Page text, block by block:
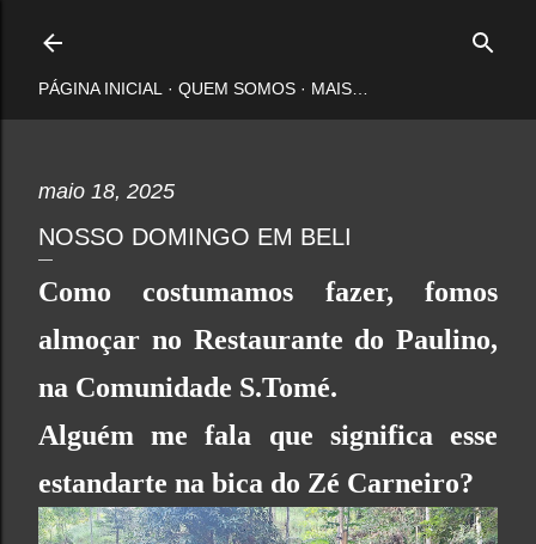
PÁGINA INICIAL QUEM SOMOS MAIS…
maio 18, 2025
NOSSO DOMINGO EM BELI
Como costumamos fazer, fomos
almoçar no Restaurante do Paulino,
na Comunidade S.Tomé.
Alguém me fala que significa esse
estandarte na bica do Zé Carneiro?